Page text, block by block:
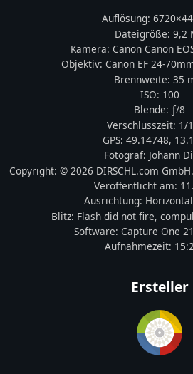
Auflösung: 6720×
Dateigröße: 9,2
Kamera: CanonCanon
Objektiv: Canon EF 24-
Brennweite: 35
ISO: 100
Blende: ƒ/8
Verschlusszeit: 1/
GPS: 49.14748,
Fotograf: Johann
Copyright: © 2026 DIRSCHL.com
Veröffentlicht am:
Ausrichtung:
Blitz: Flash did not fire,
Software: Capture One
Aufnahmezeit:
Ersteller